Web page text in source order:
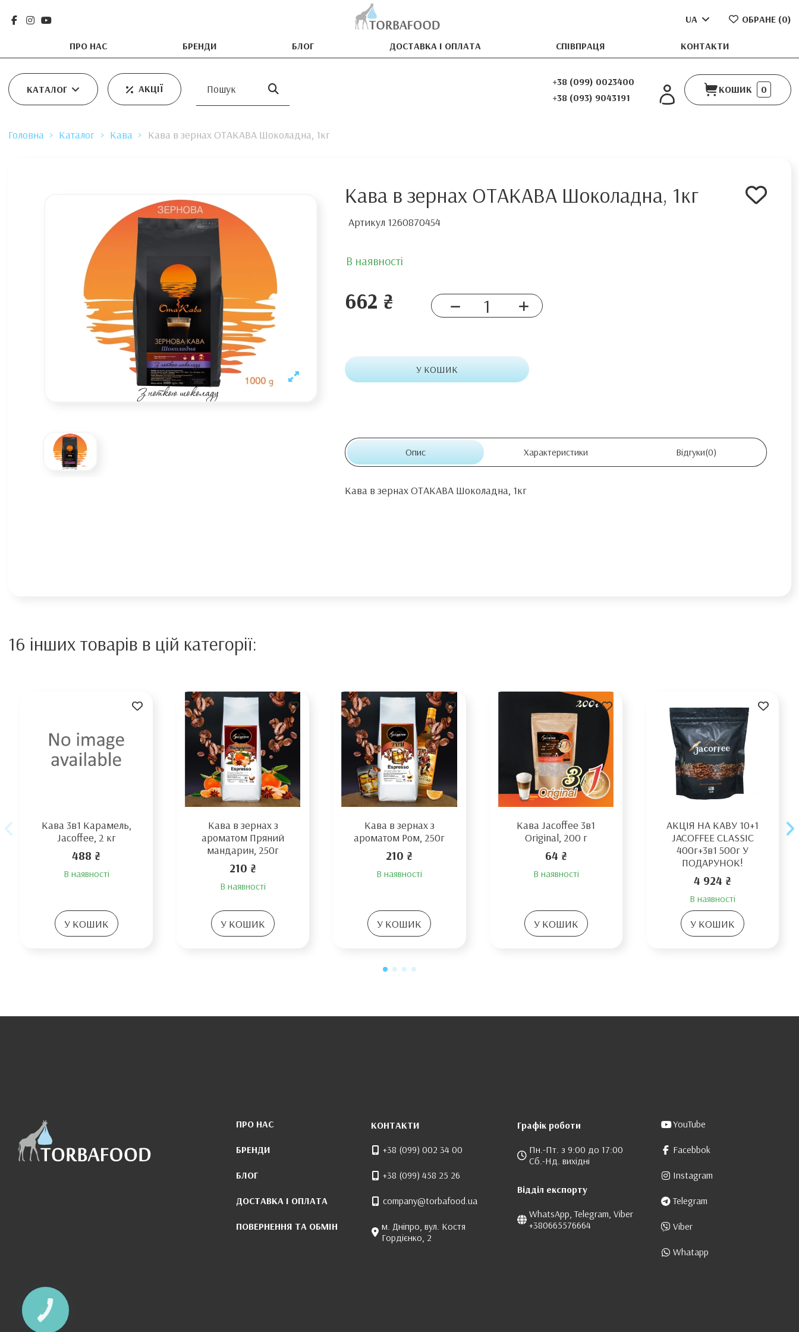
ПРО НАС БРЕНДИ БЛОГ ДОСТАВКА І ОПЛАТА СПІВПРАЦЯ КОНТАКТИ
UA ОБРАНЕ (0)
КАТАЛОГ АКЦІЇ
+38 (099) 0023400
+38 (093) 9043191
КОШИК 0
Головна Каталог Кава Кава в зернах ОТАКАВА Шоколадна, 1кг
Кава в зернах ОТАКАВА Шоколадна, 1кг
Артикул 1260870454
В наявності
662 ₴
У КОШИК
Опис Характеристики Відгуки(0)
Кава в зернах ОТАКАВА Шоколадна, 1кг
16 інших товарів в цій категорії:
Кава 3в1 Карамель,
Jacoffee, 2 кг
488 ₴
В наявності
У КОШИК
Кава в зернах з
ароматом Пряний
мандарин, 250г
210 ₴
В наявності
У КОШИК
Кава в зернах з
ароматом Ром, 250г
210 ₴
В наявності
У КОШИК
Кава Jacoffee 3в1
Original, 200 г
64 ₴
В наявності
У КОШИК
АКЦІЯ НА КАВУ 10+1
JACOFFEE CLASSIC
400г+3в1 500г У
ПОДАРУНОК!
4 924 ₴
В наявності
У КОШИК
ПРО НАС
БРЕНДИ
БЛОГ
ДОСТАВКА І ОПЛАТА
ПОВЕРНЕННЯ ТА ОБМІН
КОНТАКТИ
+38 (099) 002 34 00
+38 (099) 458 25 26
company@torbafood.ua
м. Дніпро, вул. Костя
Гордієнко, 2
Графік роботи
Пн.-Пт. з 9:00 до 17:00
Сб.-Нд. вихідні
Відділ експорту
WhatsApp, Telegram, Viber
+380665576664
YouTube
Facebbok
Instagram
Telegram
Viber
Whatapp
КНОПКА
ЗВ'ЯЗКУ